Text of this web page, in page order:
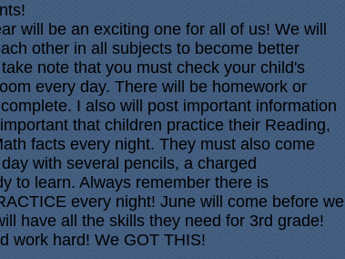
will be an exciting one for all of us! We will
other in all subjects to become better
note that you must check your child's
every day. There will be homework or
I also will post important information
that children practice their Reading,
facts every night. They must also come
with several pencils, a charged
to learn. Always remember there is
every night! June will come before we
have all the skills they need for 3rd grade!
hard! We GOT THIS!